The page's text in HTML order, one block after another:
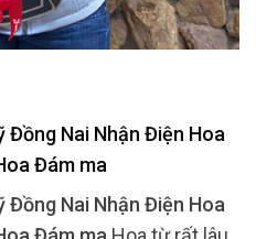
Đồng Nai Nhận Điện Hoa
Đám ma
Đồng Nai Nhận Điện Hoa